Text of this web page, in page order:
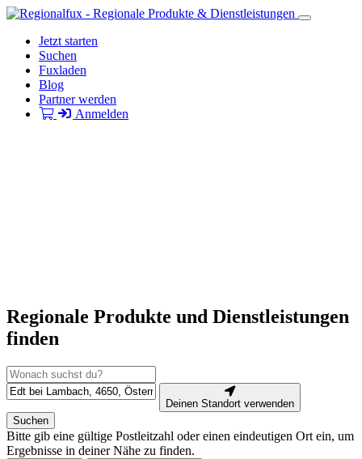
Jetzt starten
Suchen
Fuxladen
Blog
Partner werden
Anmelden
Regionale Produkte und Dienstleistungen
finden
Deinen Standort verwenden
Suchen
Bitte gib eine gültige Postleitzahl oder einen eindeutigen Ort ein, um
Ergebnisse in deiner Nähe zu finden.